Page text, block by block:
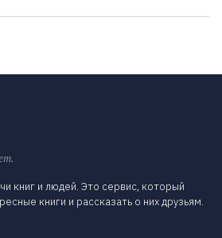
книг и людей. Это сервис, который
книги и рассказать о них друзьям.